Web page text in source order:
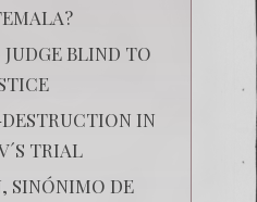
BLIND TO
IN
TRIAL
SINÓNIMO DE